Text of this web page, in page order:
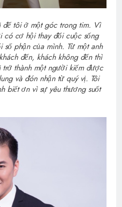
để tôi ở một góc trong tim. Vì
có cơ hội thay đổi cuộc sống
phận của mình. Từ một anh
đến, khách không đến thì
thành một người kiếm được
và đón nhận từ quý vị. Tôi
biết ơn vì sự yêu thương suốt